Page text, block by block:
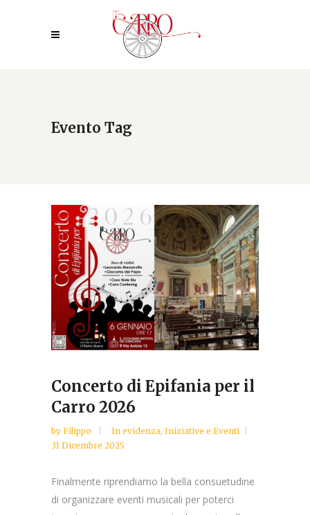
Evento Tag
Concerto di Epifania per il
Carro 2026
by Filippo In evidenza, Iniziative e Eventi
31 Dicembre 2025
Finalmente riprendiamo la bella consuetudine
di organizzare eventi musicali per poterci